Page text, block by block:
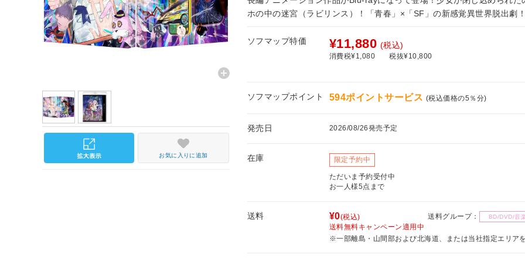
ホの中の迷宮（ラビリンス）！「青春」×「SF」の新感覚異世界脱出劇
ソフマップ特価 ¥11,880 (税込)
消費税¥1,080 税抜¥10,800
ソフマップポイント 594ポイントサービス (税込価格の5％分)
発売日 2026/08/26発売予定
在庫 限定予約中
ただいま予約受付中
お一人様5点まで
送料 ¥0(税込) 送料グループ： BD/DVD/音
送料無料キャンペーン適用中
※一部離島・山間部および北海道、または当社指定エリア
お気に入りに追加